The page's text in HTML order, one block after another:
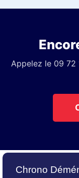
Appelez le 09 72
Chrono